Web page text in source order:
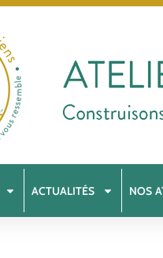
ACTUALITÉS NOS